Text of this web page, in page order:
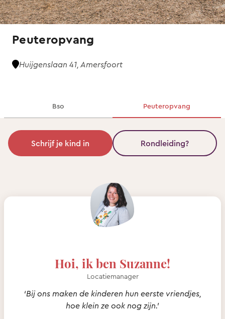
Peuteropvang
Huijgenslaan 41, Amersfoort
Bso Peuteropvang
Schrijf je kind in Rondleiding?
Hoi, ik ben Suzanne!
Locatiemanager
‘Bij ons maken de kinderen hun eerste vriendjes,
hoe klein ze ook nog zijn.’